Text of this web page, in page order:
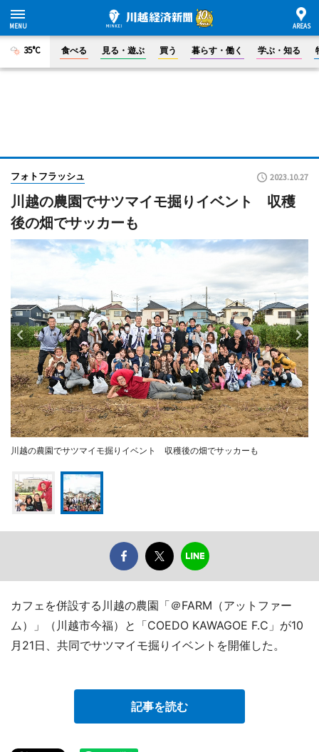
35°C 食べる 見る・遊ぶ 買う 暮らす・働く 学ぶ・知る
フォトフラッシュ 2023.10.27
川越の農園でサツマイモ掘りイベント 収穫
後の畑でサッカーも
川越の農園でサツマイモ掘りイベント 収穫後の畑でサッカーも
カフェを併設する川越の農園「＠FARM（アットファー
ム）」（川越市今福）と「COEDO KAWAGOE F.C」が10
月21日、共同でサツマイモ掘りイベントを開催した。
記事を読む